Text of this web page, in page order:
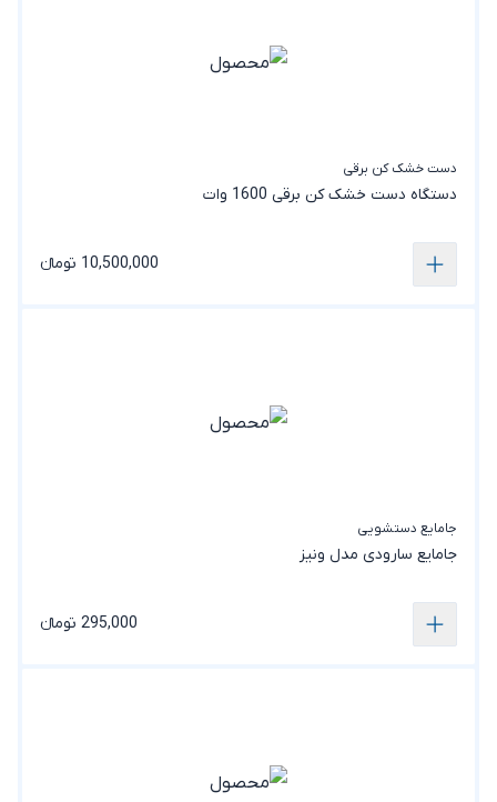
دست خشک کن برقی
دستگاه دست خشک کن برقی 1600 وات
10,500,000 تومانء
جامایع دستشویی
جامایع سارودی مدل ونیز
295,000 تومانء